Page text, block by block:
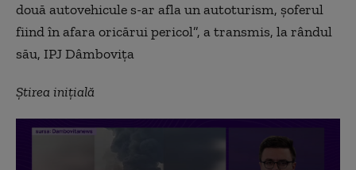
două autovehicule s-ar afla un autoturism, şoferul
fiind în afara oricărui pericol”, a transmis, la rândul
său, IPJ Dâmboviţa
Știrea inițială